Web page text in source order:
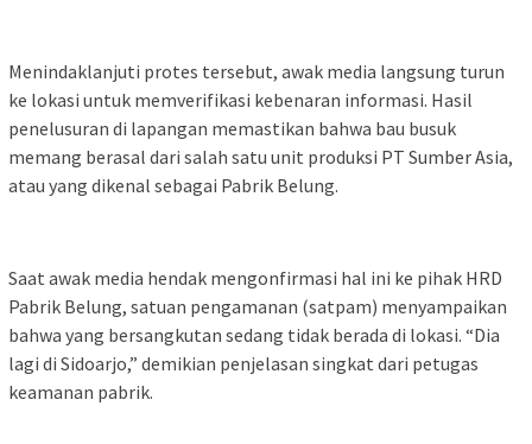
Menindaklanjuti protes tersebut, awak media langsung turun
ke lokasi untuk memverifikasi kebenaran informasi. Hasil
penelusuran di lapangan memastikan bahwa bau busuk
memang berasal dari salah satu unit produksi PT Sumber Asia,
atau yang dikenal sebagai Pabrik Belung.
Saat awak media hendak mengonfirmasi hal ini ke pihak HRD
Pabrik Belung, satuan pengamanan (satpam) menyampaikan
bahwa yang bersangkutan sedang tidak berada di lokasi. “Dia
lagi di Sidoarjo,” demikian penjelasan singkat dari petugas
keamanan pabrik.